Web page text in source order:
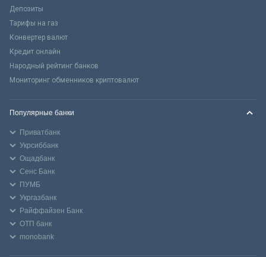
Депозиты
Тарифы на газ
Конвертер валют
Кредит онлайн
Народный рейтинг банков
Мониторинг обменников криптовалют
Популярные банки
Приватбанк
Укрсиббанк
Ощадбанк
Сенс Банк
ПУМБ
Укргазбанк
Райффайзен Банк
ОТП банк
monobank